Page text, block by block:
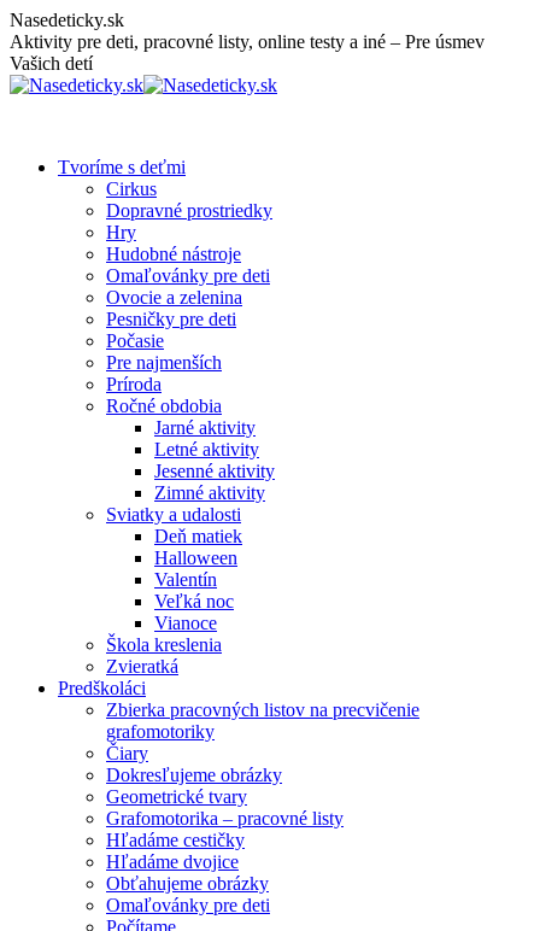
Skip
to
content
Nasedeticky.sk
Aktivity pre deti, pracovné listy, online testy a iné – Pre úsmev
Vašich detí
Tvoríme s deťmi
Cirkus
Dopravné prostriedky
Hry
Hudobné nástroje
Omaľovánky pre deti
Ovocie a zelenina
Pesničky pre deti
Počasie
Pre najmenších
Príroda
Ročné obdobia
Jarné aktivity
Letné aktivity
Jesenné aktivity
Zimné aktivity
Sviatky a udalosti
Deň matiek
Halloween
Valentín
Veľká noc
Vianoce
Škola kreslenia
Zvieratká
Predškoláci
Zbierka pracovných listov na precvičenie
grafomotoriky
Čiary
Dokresľujeme obrázky
Geometrické tvary
Grafomotorika – pracovné listy
Hľadáme cestičky
Hľadáme dvojice
Obťahujeme obrázky
Omaľovánky pre deti
Počítame